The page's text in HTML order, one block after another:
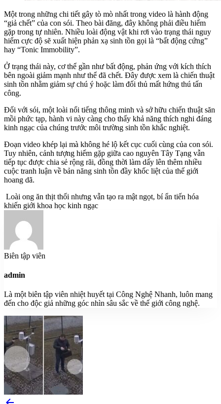
Một trong những chi tiết gây tò mò nhất trong video là hành động
“giả chết” của con sói. Theo bài đăng, đây không phải điều hiếm
gặp trong tự nhiên. Nhiều loài động vật khi rơi vào trạng thái nguy
hiểm cực độ sẽ xuất hiện phản xạ sinh tồn gọi là “bất động cứng”
hay “Tonic Immobility”.
Ở trạng thái này, cơ thể gần như bất động, phản ứng với kích thích
bên ngoài giảm mạnh như thể đã chết. Đây được xem là chiến thuật
sinh tồn nhằm giảm sự chú ý hoặc làm đối thủ mất hứng thú tấn
công.
Đối với sói, một loài nổi tiếng thông minh và sở hữu chiến thuật săn
mồi phức tạp, hành vi này càng cho thấy khả năng thích nghi đáng
kinh ngạc của chúng trước môi trường sinh tồn khắc nghiệt.
Đoạn video khép lại mà không hé lộ kết cục cuối cùng của con sói.
Tuy nhiên, cảnh tượng hiếm gặp giữa cao nguyên Tây Tạng vẫn
tiếp tục được chia sẻ rộng rãi, đồng thời làm dấy lên thêm nhiều
cuộc tranh luận về bản năng sinh tồn đầy khốc liệt của thế giới
hoang dã.
Loài ong ăn thịt thối nhưng vẫn tạo ra mật ngọt, bí ẩn tiến hóa
khiến giới khoa học kinh ngạc
Biên tập viên
admin
Là một biên tập viên nhiệt huyết tại Công Nghệ Nhanh, luôn mang
đến cho độc giả những góc nhìn sâu sắc về thế giới công nghệ.